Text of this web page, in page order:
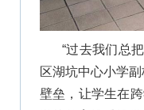
“过去我们总
区湖坑中心小学
壁垒，让学生在